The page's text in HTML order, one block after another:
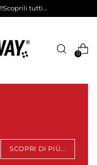
tutti...
0
SCOPRI DI PIÙ...